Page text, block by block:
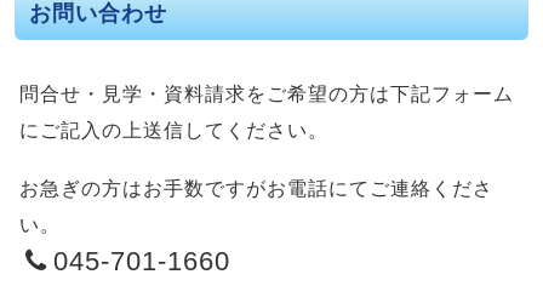
お問い合わせ
問合せ・見学・資料請求をご希望の方は下記フォーム
にご記入の上送信してください。
お急ぎの方はお手数ですがお電話にてご連絡くださ
い。
045-701-1660